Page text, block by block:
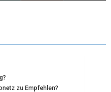
T K I
zu Empfehlen?